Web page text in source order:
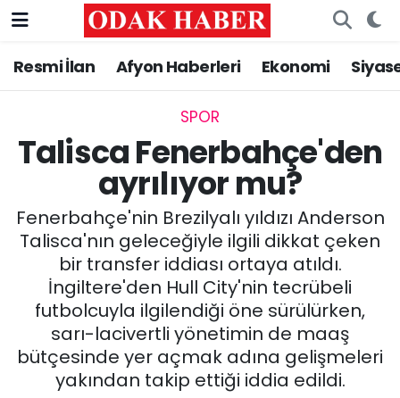
Resmi İlan Afyon Haberleri Ekonomi
SPOR
Talisca Fenerbahçe'den
ayrılıyor mu?
Fenerbahçe'nin Brezilyalı yıldızı Anderson
Talisca'nın geleceğiyle ilgili dikkat çeken
bir transfer iddiası ortaya atıldı.
İngiltere'den Hull City'nin tecrübeli
futbolcuyla ilgilendiği öne sürülürken,
sarı-lacivertli yönetimin de maaş
bütçesinde yer açmak adına gelişmeleri
yakından takip ettiği iddia edildi.
AFYONKARAHİSAR HABERLERİ
ASAYİŞ
SİYASET
EĞİTİM
MAGAZİN
SAĞLIK
Nöbetçi Eczaneler
Trafik Durumu
Süper Lig Puan Durumu ve Fikstür
Tüm Manşetler
Son Dakika Haberleri
Haber Arşivi